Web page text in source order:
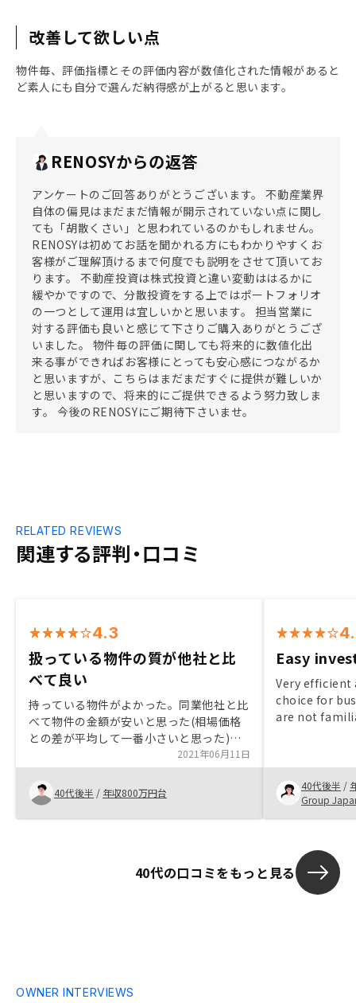
改善して欲しい点
物件毎、評価指標とその評価内容が数値化された情報があると
ど素人にも自分で選んだ納得感が上がると思います。
RENOSYからの返答
アンケートのご回答ありがとうございます。 不動産業界
自体の偏見はまだまだ情報が開示されていない点に関し
ても「胡散くさい」と思われているのかもしれません。
RENOSYは初めてお話を聞かれる方にもわかりやすくお
客様がご理解頂けるまで何度でも説明をさせて頂いてお
ります。 不動産投資は株式投資と違い変動ははるかに
緩やかですので、分散投資をする上ではポートフォリオ
の一つとして運用は宜しいかと思います。 担当営業に
対する評価も良いと感じて下さりご購入ありがとうござ
いました。 物件毎の評価に関しても将来的に数値化出
来る事ができればお客様にとっても安心感につながるか
と思いますが、こちらはまだまだすぐに提供が難しいか
と思いますので、将来的にご提供できるよう努力致しま
す。 今後のRENOSYにご期待下さいませ。
関連する評判・口コミ
RELATED REVIEWS
4.3
扱っている物件の質が他社と比
べて良い
持っている物件がよかった。同業他社と比
べて物件の金額が安いと思った(相場価格
との差が平均して一番小さいと思った)。
管理費用等の運用コストが一番安いと思っ
た。購入後のコンサル(売却タイミングの
コンサル等)を密に行っていただけるとも
のすごく良い。
2021年06月11日
40代後半 / 年収800万円台
Easy
Very efficient
choice for
are not
40代後半 /
Group
40代の口コミをもっと見る
OWNER INTERVIEWS